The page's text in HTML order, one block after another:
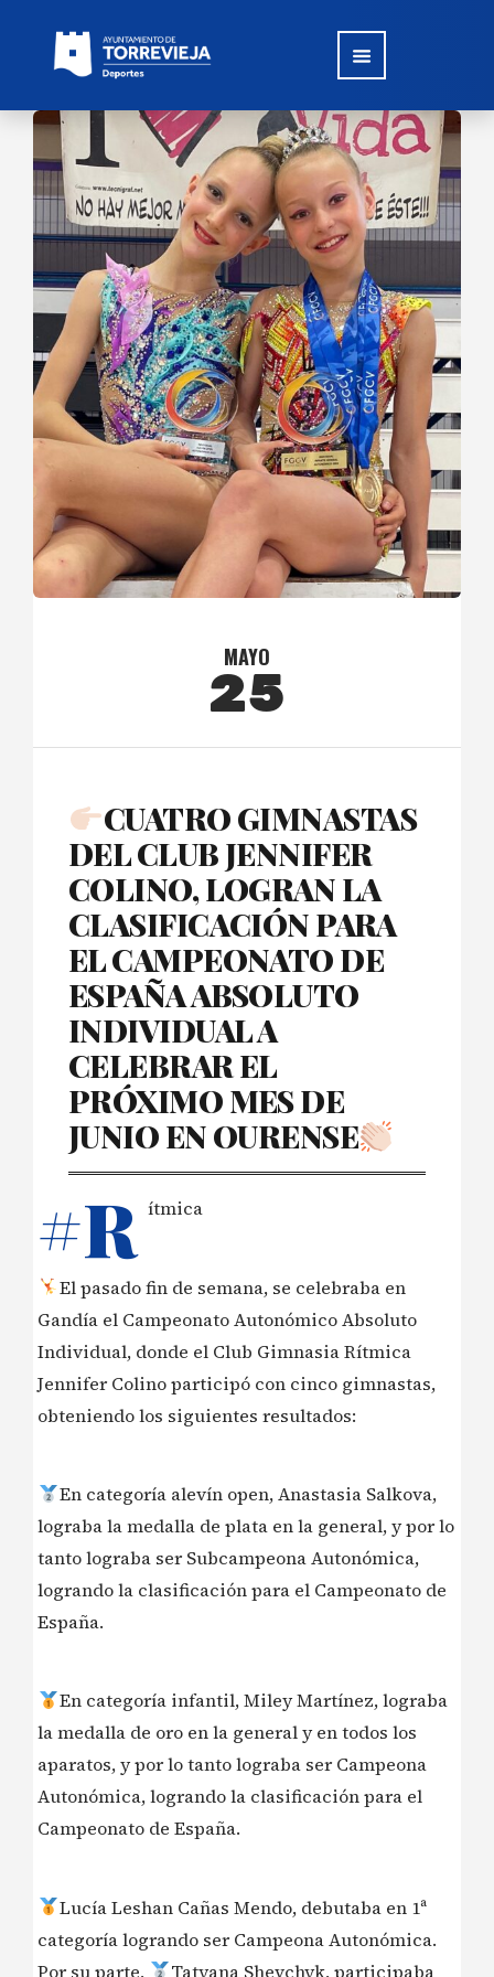
MAYO
25
CUATRO GIMNASTAS
DEL CLUB JENNIFER
COLINO, LOGRAN LA
CLASIFICACIÓN PARA
EL CAMPEONATO DE
ESPAÑA ABSOLUTO
INDIVIDUAL A
CELEBRAR EL
PRÓXIMO MES DE
JUNIO EN OURENSE
#R ítmica
El pasado fin de semana, se celebraba en
Gandía el Campeonato Autonómico Absoluto
Individual, donde el Club Gimnasia Rítmica
Jennifer Colino participó con cinco gimnastas,
obteniendo los siguientes resultados:
En categoría alevín open, Anastasia Salkova,
lograba la medalla de plata en la general, y por lo
tanto lograba ser Subcampeona Autonómica,
logrando la clasificación para el Campeonato de
España.
En categoría infantil, Miley Martínez, lograba
la medalla de oro en la general y en todos los
aparatos, y por lo tanto lograba ser Campeona
Autonómica, logrando la clasificación para el
Campeonato de España.
Lucía Leshan Cañas Mendo, debutaba en 1ª
categoría logrando ser Campeona Autonómica.
Por su parte,
Tatyana Shevchyk, participaba